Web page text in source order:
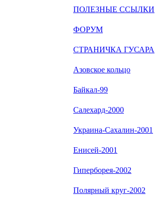
ПОЛЕЗНЫЕ ССЫЛКИ
ФОРУМ
СТРАНИЧКА ГУСАРА
Азовское кольцо
Байкал-99
Салехард-2000
Украина-Сахалин-2001
Енисей-2001
Гиперборея-2002
Полярный круг-2002